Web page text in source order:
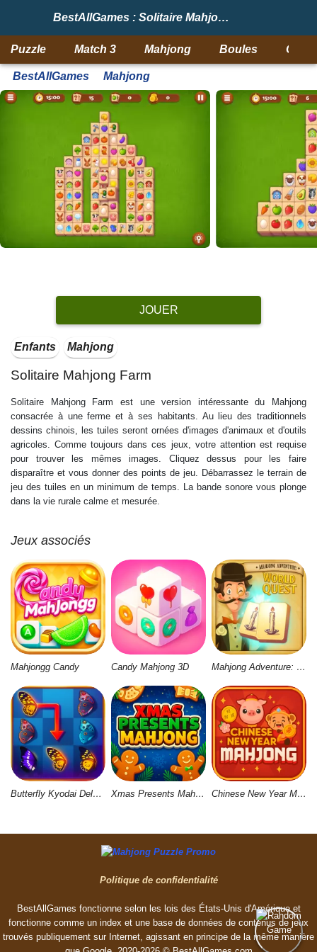
BestAllGames : Solitaire Mahjong Farm
Puzzle Match 3 Mahjong Boules
BestAllGames Mahjong
JOUER
Enfants Mahjong
Solitaire Mahjong Farm
Solitaire Mahjong Farm est une version intéressante du Mahjong
consacrée à une ferme et à ses habitants. Au lieu des traditionnels
dessins chinois, les tuiles seront ornées d'images d'animaux et d'outils
agricoles. Comme toujours dans ces jeux, votre attention est requise
pour trouver les mêmes images. Cliquez dessus pour les faire
disparaître et vous donner des points de jeu. Débarrassez le terrain de
jeu des tuiles en un minimum de temps. La bande sonore vous plonge
dans la vie rurale calme et mesurée.
Jeux associés
Mahjongg Candy Candy Mahjong 3D Mahjong Adventure: World Quest
Butterfly Kyodai Deluxe 2 Xmas Presents Mahjong Chinese New Year Mahjong
Politique de confidentialité
BestAllGames fonctionne selon les lois des États-Unis d'Amérique et
fonctionne comme un index et une base de données de contenus de jeux
trouvés publiquement sur Internet, agissant en principe de la même manière